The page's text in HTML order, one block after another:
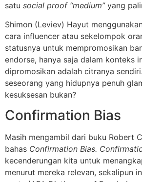
satu social proof “medium”yang
Shimon (Leviev) Hayut
cara influencer atau sekelompok
statusnya untuk mempromosikan
endorse, hanya saja dalam konteks
dipromosikan adalah citranya
seseorang yang hidupnya penuh
kesuksesan bukan?
Confirmation Bias
Masih mengambil dari buku Robert
bahas Confirmation Bias.
kecenderungan kita untuk
menurut mereka relevan, sekalipun